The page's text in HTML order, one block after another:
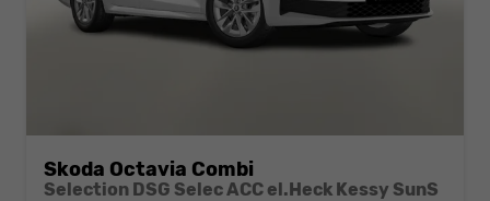
Skoda Octavia Combi
Selection DSG Selec ACC el.Heck Kessy SunS